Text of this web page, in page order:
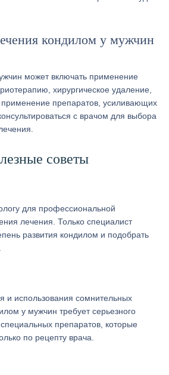
кондилом у мужчин
может включать применение
хирургическое удаление,
препаратов, усиливающих
с врачом для выбора
советы
для профессиональной
лечения. Только специалист
развития кондилом и подобрать
и использования сомнительных
у мужчин требует серьезного
препаратов, которые
по рецепту врача.